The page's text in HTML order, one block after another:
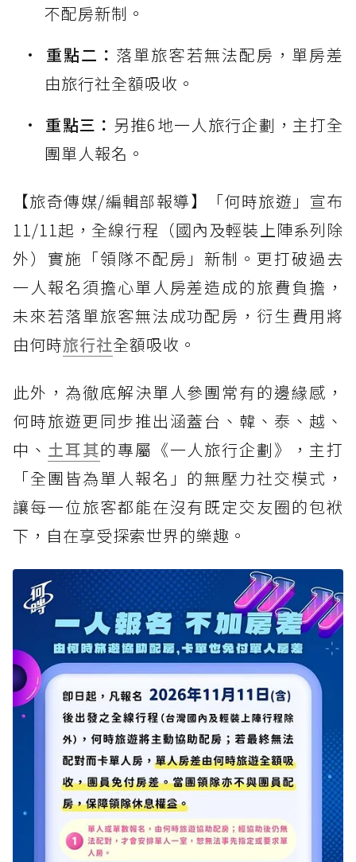
不配房新制。
重點二： 落單旅客若無法配房，單房差
由旅行社全額吸收。
重點三： 另推6地一人旅行企劃，主打全
團單人報名。
【旅奇傳媒/編輯部報導】「何時旅遊」宣布
11/11起，全線行程（國內及輕裝上陣系列除
外）實施「領隊不配房」新制。更打破過去
一人報名須擔心單人房差造成的旅費負擔，
未來若落單旅客無法成功配房，衍生費用將
由何時旅行社全額吸收。
此外，為徹底解決單人參團常有的邊緣感，
何時旅遊更同步推出涵蓋台、韓、泰、越、
中、 土耳其的專屬《一人旅行企劃》，主打
「全團皆為單人報名」的無壓力社交模式，
讓每一位旅客都能在沒有既定交友圈的包袱
下，自在享受探索世界的樂趣。